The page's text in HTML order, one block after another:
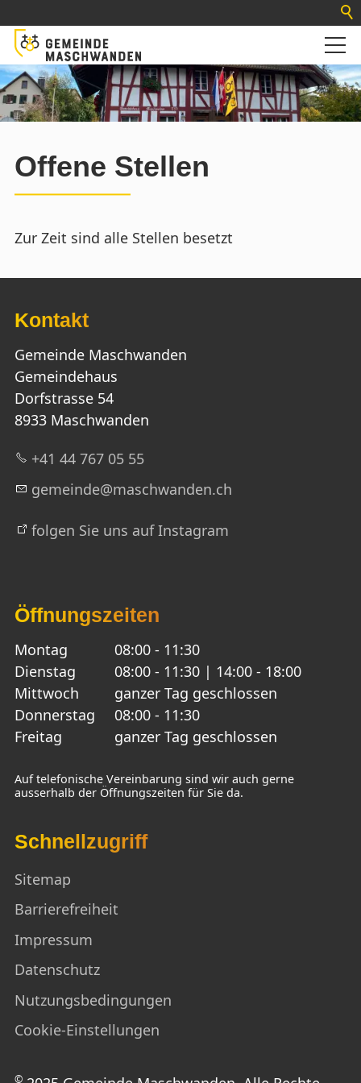
Offene Stellen
Zur Zeit sind alle Stellen besetzt
Kontakt
Gemeinde Maschwanden
Gemeindehaus
Dorfstrasse 54
8933 Maschwanden
+41 44 767 05 55
g m nd m schw nd n ch
folgen Sie uns auf Instagram
Öffnungszeiten
Montag
08:00 - 11:30
Dienstag
08:00 - 11:30 | 14:00 - 18:00
Mittwoch
ganzer Tag geschlossen
Donnerstag
08:00 - 11:30
Freitag
ganzer Tag geschlossen
Auf telefonische Vereinbarung sind wir auch gerne
ausserhalb der Öffnungszeiten für Sie da.
Schnellzugriff
Sitemap
Barrierefreiheit
Impressum
Datenschutz
Nutzungsbedingungen
Cookie-Einstellungen
©